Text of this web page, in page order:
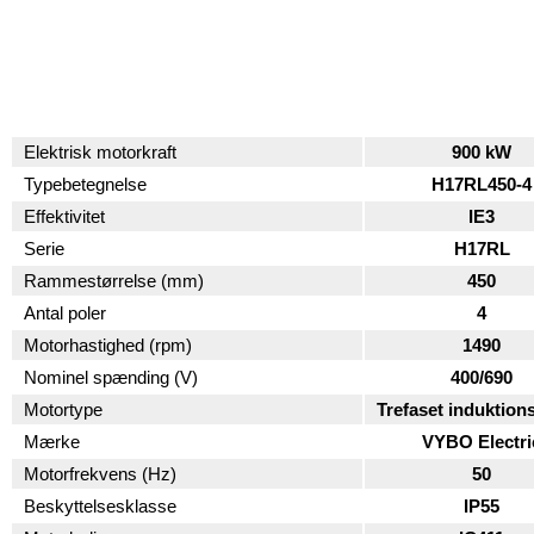
Elektrisk motorkraft
900 kW
Typebetegnelse
H17RL450-4
Effektivitet
IE3
Serie
H17RL
Rammestørrelse (mm)
450
Antal poler
4
Motorhastighed (rpm)
1490
Nominel spænding (V)
400/690
Motortype
Trefaset
Mærke
VYBO
Motorfrekvens (Hz)
50
Beskyttelsesklasse
IP55